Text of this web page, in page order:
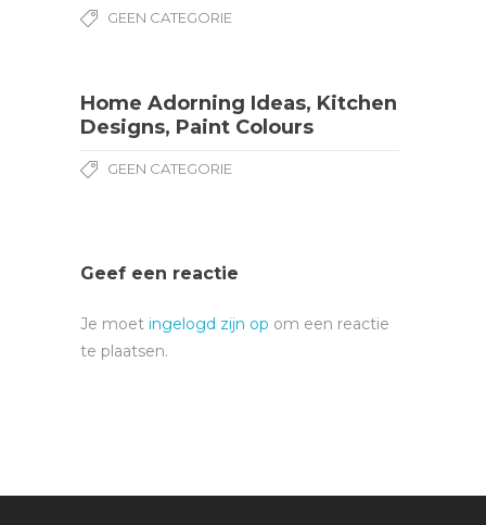
GEEN CATEGORIE
Home Adorning Ideas, Kitchen
Designs, Paint Colours
GEEN CATEGORIE
Geef een reactie
Je moet ingelogd zijn op om een reactie
te plaatsen.